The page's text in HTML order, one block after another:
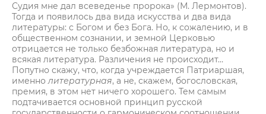
Судия мне дал всеведенье пророка» (М. Лермонтов).
Тогда и появилось два вида искусства и два вида
литературы: с Богом и без Бога. Но, к сожалению, и в
общественном сознании, и земной Церковью
отрицается не только безбожная литература, но и
всякая литература. Различения не происходит…
Попутно скажу, что, когда учреждается Патриаршая,
именнолитературная, а не, скажем, богословская,
премия, в этом нет ничего хорошего. Тем самым
подтачивается основной принцип русской